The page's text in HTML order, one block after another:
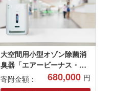
大空間用小型オゾン除菌消
臭器「エアービーナス・
XP」
寄附金額： 680,000 円